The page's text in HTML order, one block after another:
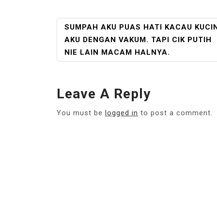
POST
NAVIGATION
SUMPAH AKU PUAS HATI KACAU
AKU DENGAN VAKUM. TAPI CIK PUTIH
NIE LAIN MACAM HALNYA.
Leave A Reply
You must be logged in to post a comment.